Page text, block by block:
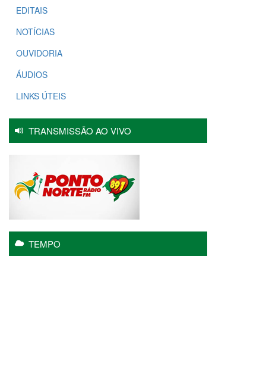
EDITAIS
NOTÍCIAS
OUVIDORIA
ÁUDIOS
LINKS ÚTEIS
TRANSMISSÃO AO VIVO
TEMPO